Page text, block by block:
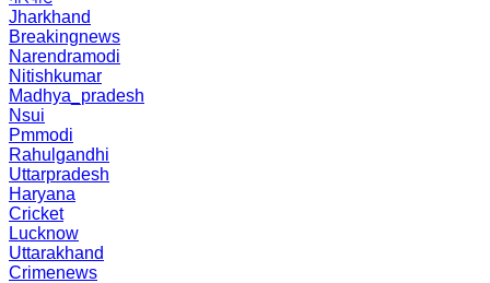
Jharkhand
Breakingnews
Narendramodi
Nitishkumar
Madhya_pradesh
Nsui
Pmmodi
Rahulgandhi
Uttarpradesh
Haryana
Cricket
Lucknow
Uttarakhand
Crimenews